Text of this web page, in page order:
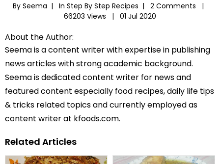
By Seema | In Step By Step Recipes |
2 Comments |
66203 Views |
01 Jul 2020
About the Author:
Seema is a content writer with expertise in publishing
news articles with strong academic background.
Seema is dedicated content writer for news and
featured content especially food recipes, daily life tips
& tricks related topics and currently employed as
content writer at kfoods.com.
Related Articles